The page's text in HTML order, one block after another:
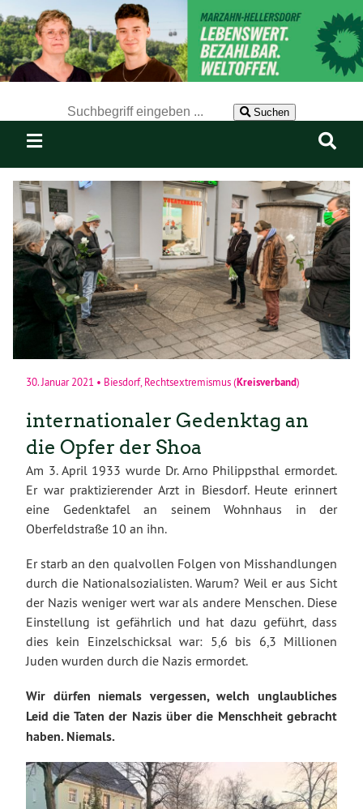
Suchen
30. Januar 2021 • Biesdorf, Rechtsextremismus(Kreisverband)
internationaler Gedenktag an
die Opfer der Shoa
Am 3. April 1933 wurde Dr. Arno Philippsthal ermordet.
Er war praktizierender Arzt in Biesdorf. Heute erinnert
eine Gedenktafel an seinem Wohnhaus in der
Oberfeldstraße 10 an ihn.
Er starb an den qualvollen Folgen von Misshandlungen
durch die Nationalsozialisten. Warum? Weil er aus Sicht
der Nazis weniger wert war als andere Menschen. Diese
Einstellung ist gefährlich und hat dazu geführt, dass
dies kein Einzelschicksal war: 5,6 bis 6,3 Millionen
Juden wurden durch die Nazis ermordet.
Wir dürfen niemals vergessen, welch unglaubliches
Leid die Taten der Nazis über die Menschheit gebracht
haben. Niemals.